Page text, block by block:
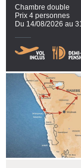
Chambre double
Prix 4 personnes
Du 14/08/2026 au